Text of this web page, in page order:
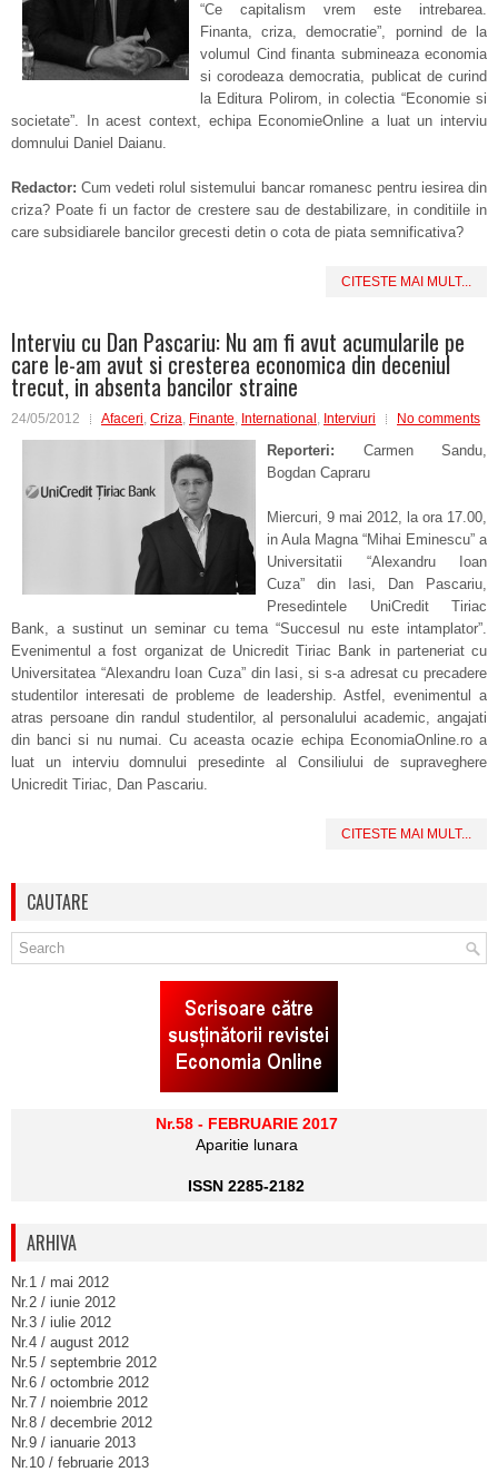
“Ce capitalism vrem este intrebarea.
Finanta, criza, democratie”, pornind de la
volumul Cind finanta submineaza economia
si corodeaza democratia, publicat de curind
la Editura Polirom, in colectia “Economie si
societate”. In acest context, echipa EconomieOnline a luat un interviu
domnului Daniel Daianu.
Redactor: Cum vedeti rolul sistemului bancar romanesc pentru iesirea din
criza? Poate fi un factor de crestere sau de destabilizare, in conditiile in
care subsidiarele bancilor grecesti detin o cota de piata semnificativa?
CITESTE MAI MULT...
Interviu cu Dan Pascariu: Nu am fi avut acumularile pe
care le-am avut si cresterea economica din deceniul
trecut, in absenta bancilor straine
24/05/2012 Afaceri, Criza, Finante, International , Interviuri No comments
Reporteri: Carmen Sandu,
Bogdan Capraru
Miercuri, 9 mai 2012, la ora 17.00,
in Aula Magna “Mihai Eminescu” a
Universitatii “Alexandru Ioan
Cuza” din Iasi, Dan Pascariu,
Presedintele UniCredit Tiriac
Bank, a sustinut un seminar cu tema “Succesul nu este intamplator”.
Evenimentul a fost organizat de Unicredit Tiriac Bank in parteneriat cu
Universitatea “Alexandru Ioan Cuza” din Iasi, si s-a adresat cu precadere
studentilor interesati de probleme de leadership. Astfel, evenimentul a
atras persoane din randul studentilor, al personalului academic, angajati
din banci si nu numai. Cu aceasta ocazie echipa EconomiaOnline.ro a
luat un interviu domnului presedinte al Consiliului de supraveghere
Unicredit Tiriac, Dan Pascariu.
CITESTE MAI MULT...
CAUTARE
Nr.58 - FEBRUARIE 2017
Aparitie lunara
ISSN 2285-2182
ARHIVA
Nr.1 / mai 2012
Nr.2 / iunie 2012
Nr.3 / iulie 2012
Nr.4 / august 2012
Nr.5 / septembrie 2012
Nr.6 / octombrie 2012
Nr.7 / noiembrie 2012
Nr.8 / decembrie 2012
Nr.9 / ianuarie 2013
Nr.10 / februarie 2013